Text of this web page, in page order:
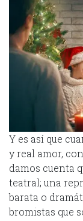
Y es así que
y real amor,
damos cuenta
teatral; una
barata o
bromistas que